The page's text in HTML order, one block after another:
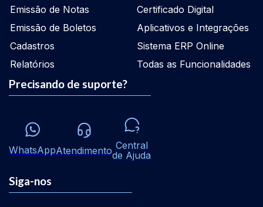
Emissão de Notas
Emissão de Boletos
Cadastros
Relatórios
Certificado Digital
Aplicativos e Integrações
Sistema ERP Online
Todas as Funcionalidades
Precisando de suporte?
WhatsAppAtendimento Central
de Ajuda
Siga-nos